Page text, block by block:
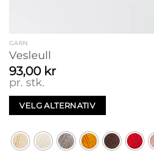
GARN
Vesleull
93,00 kr
pr. stk.
VELG ALTERNATIV
produktet
har